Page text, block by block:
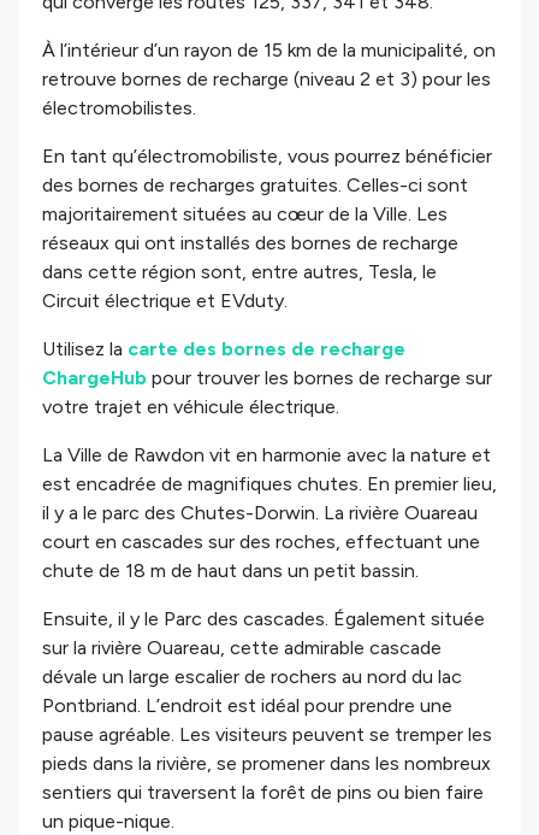
À l’intérieur d’un rayon de 15 km de la municipalité, on
retrouve bornes de recharge (niveau 2 et 3) pour les
électromobilistes.
En tant qu’électromobiliste, vous pourrez bénéficier
des bornes de recharges gratuites. Celles-ci sont
majoritairement situées au cœur de la Ville. Les
réseaux qui ont installés des bornes de recharge
dans cette région sont, entre autres, Tesla, le
Circuit électrique et EVduty.
Utilisez la carte des bornes de recharge
ChargeHub pour trouver les bornes de recharge sur
votre trajet en véhicule électrique.
La Ville de Rawdon vit en harmonie avec la nature et
est encadrée de magnifiques chutes. En premier lieu,
il y a le parc des Chutes-Dorwin. La rivière Ouareau
court en cascades sur des roches, effectuant une
chute de 18 m de haut dans un petit bassin.
Ensuite, il y le Parc des cascades. Également située
sur la rivière Ouareau, cette admirable cascade
dévale un large escalier de rochers au nord du lac
Pontbriand. L’endroit est idéal pour prendre une
pause agréable. Les visiteurs peuvent se tremper les
pieds dans la rivière, se promener dans les nombreux
sentiers qui traversent la forêt de pins ou bien faire
un pique-nique.